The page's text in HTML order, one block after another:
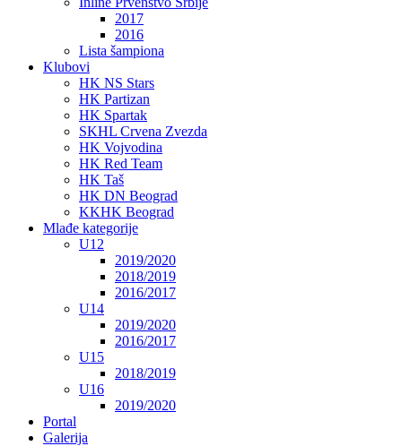
2017
2016
Lista šampiona
Klubovi
HK NS Stars
HK Partizan
HK Spartak
SKHL Crvena Zvezda
HK Vojvodina
HK Red Team
HK Taš
HK DN Beograd
KKHK Beograd
Mlađe kategorije
U12
2019/2020
2018/2019
2016/2017
U14
2019/2020
2016/2017
U15
2018/2019
U16
2019/2020
Portal
Galerija